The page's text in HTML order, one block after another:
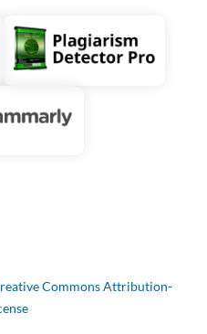
Commons Attribution-